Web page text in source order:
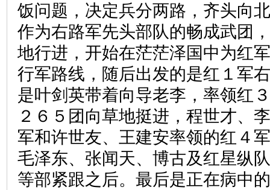
饭问题，决定兵分两路，齐头向
作为右路军先头部队的畅成武团
地行进，开始在茫茫泽国中为红
行军路线，随后出发的是红１军
是叶剑英带着向导老李，率领红
２６５团向草地挺进，程世才、
军和许世友、王建安率领的红４
毛泽东、张闻天、博古及红星纵
等部紧跟之后。最后是正在病中